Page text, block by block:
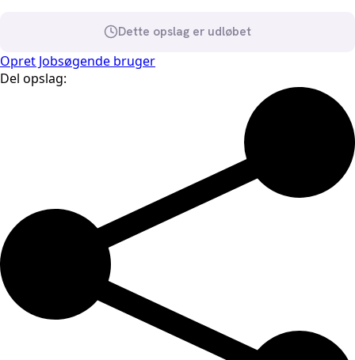
Dette opslag er udløbet
Opret Jobsøgende bruger
Del opslag: